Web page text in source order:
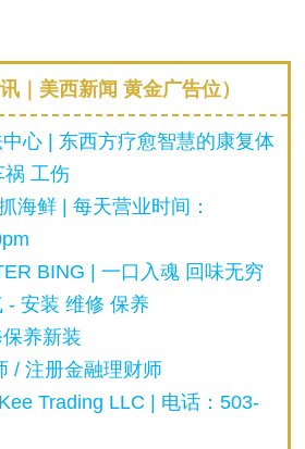
｜美西新闻 黄金广告位）
心 | 东西方疗愈智慧的康复体
祸 工伤
海鲜 | 每天营业时间：
BING | 一口入魂 回味无穷
- 安装 维修 保养
养新装
/ 注册金融理财师
Trading LLC | 电话：503-